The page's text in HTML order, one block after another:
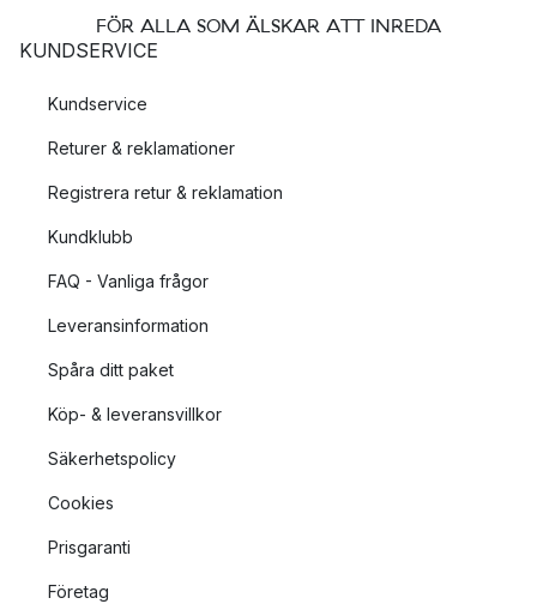
FÖR ALLA SOM ÄLSKAR ATT INREDA
KUNDSERVICE
Kundservice
Returer & reklamationer
Registrera retur & reklamation
Kundklubb
FAQ - Vanliga frågor
Leveransinformation
Spåra ditt paket
Köp- & leveransvillkor
Säkerhetspolicy
Cookies
Prisgaranti
Företag